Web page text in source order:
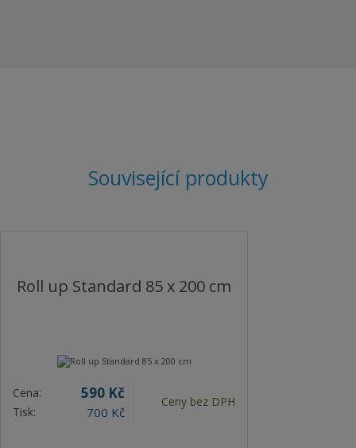
Související produkty
Roll up Standard 85 x 200 cm
Cena: 590 Kč Ceny bez DPH
Tisk: 700 Kč